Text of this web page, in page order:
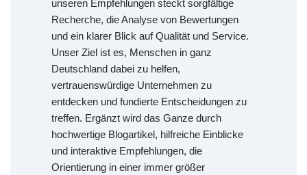
unseren Empfehlungen steckt sorgfältige
Recherche, die Analyse von Bewertungen
und ein klarer Blick auf Qualität und Service.
Unser Ziel ist es, Menschen in ganz
Deutschland dabei zu helfen,
vertrauenswürdige Unternehmen zu
entdecken und fundierte Entscheidungen zu
treffen. Ergänzt wird das Ganze durch
hochwertige Blogartikel, hilfreiche Einblicke
und interaktive Empfehlungen, die
Orientierung in einer immer größer